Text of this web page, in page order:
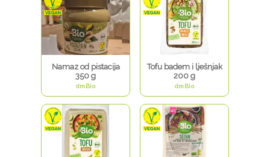
Namaz od pistacija
350 g
dmBio
Tofu badem i lješnjak
200 g
dmBio